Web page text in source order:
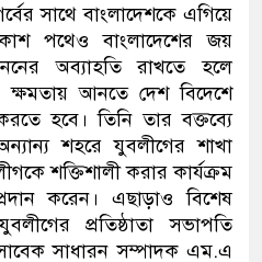
সা‌থে বাংলা‌দেশ‌কে এগি‌য়ে
প‌থেও বাংলাদে‌শের জয়
অব্যাহ‌তি রাখ‌তে হ‌লে
আন‌তে দেশ বি‌দে‌শে
হ‌বে। ‌তি‌নি তার বক্ত‌ব্যে
শহ‌রে যুবলী‌গের শাখা
শ‌ক্তিশালী করার কার্যক্রম
ক‌রেন। এছাড়াও বিশেষ
প্র‌তিষ্ঠাতা সভাপ‌তি
সাধারন সম্পাদক এম.এ